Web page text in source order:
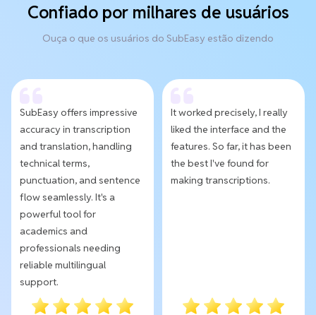
Confiado por milhares de usuários
Ouça o que os usuários do SubEasy estão dizendo
SubEasy offers impressive
accuracy in transcription
and translation, handling
technical terms,
punctuation, and sentence
flow seamlessly. It's a
powerful tool for
academics and
professionals needing
reliable multilingual
support.
It worked precisely, I really
liked the interface and the
features. So far, it has been
the best I've found for
making transcriptions.